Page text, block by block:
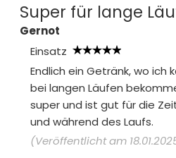
Super für lange
Gernot
Einsatz
Endlich ein Getränk, wo ich
bei langen Läufen
super und ist gut für die
und während des Laufs.
(Veröffentlicht am